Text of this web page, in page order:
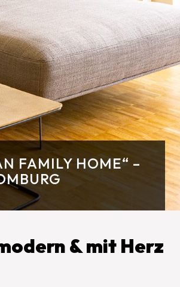
FAMILY HOME“ –
& mit Herz